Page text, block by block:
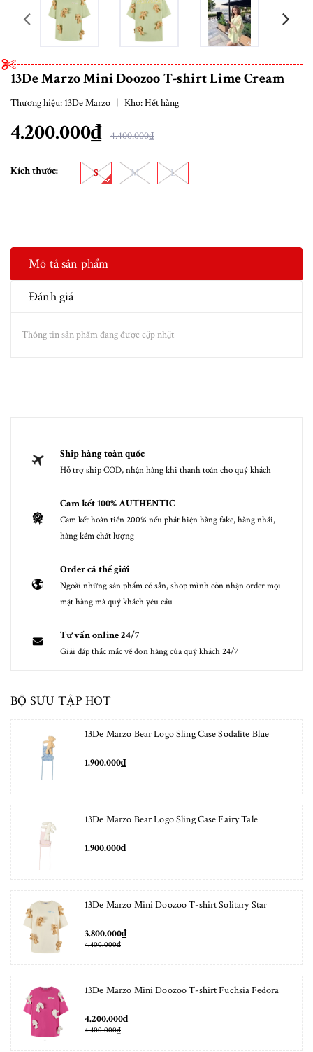
prev
13De Marzo Mini Doozoo T-shirt Lime Cream
Thương hiệu: 13De Marzo | Kho:Hết hàng
4.200.000₫ 4.400.000₫
Kích thước: S M L
Mô tả sản phẩm
Đánh giá
Thông tin sản phẩm đang được cập nhật
Ship hàng toàn quốc
Hỗ trợ ship COD, nhận hàng khi thanh toán cho quý khách
Cam kết 100% AUTHENTIC
Cam kết hoàn tiền 200% nếu phát hiện hàng fake, hàng nhái,
hàng kém chất lượng
Order cả thế giới
Ngoài những sản phẩm có sẵn, shop mình còn nhận order mọi
mặt hàng mà quý khách yêu cầu
Tư vấn online 24/7
Giải đáp thắc mắc về đơn hàng của quý khách 24/7
BỘ SƯU TẬP HOT
13De Marzo Bear Logo Sling Case Sodalite Blue
1.900.000₫
13De Marzo Bear Logo Sling Case Fairy Tale
1.900.000₫
13De Marzo Mini Doozoo T-shirt Solitary Star
3.800.000₫
4.400.000₫
13De Marzo Mini Doozoo T-shirt Fuchsia Fedora
4.200.000₫
4.400.000₫